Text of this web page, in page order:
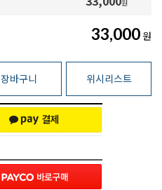
원
33,000 원
장바구니 위시리스트